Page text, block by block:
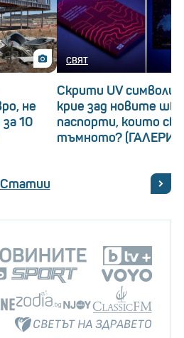
не
10
СВЯТ
Скрити UV символи:
крие зад новите
паспорти, които
тъмното?
Статии